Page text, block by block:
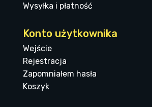
Wysyłka i płatność
Konto użytkownika
Wejście
Rejestracja
Zapomniałem hasła
Koszyk